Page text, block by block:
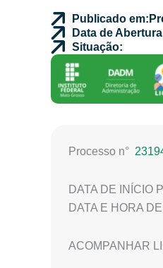
Publicado em:
Data de
Situação:
Processo n°
DATA DE INÍCIO
DATA E HORA
ACOMPANHAR